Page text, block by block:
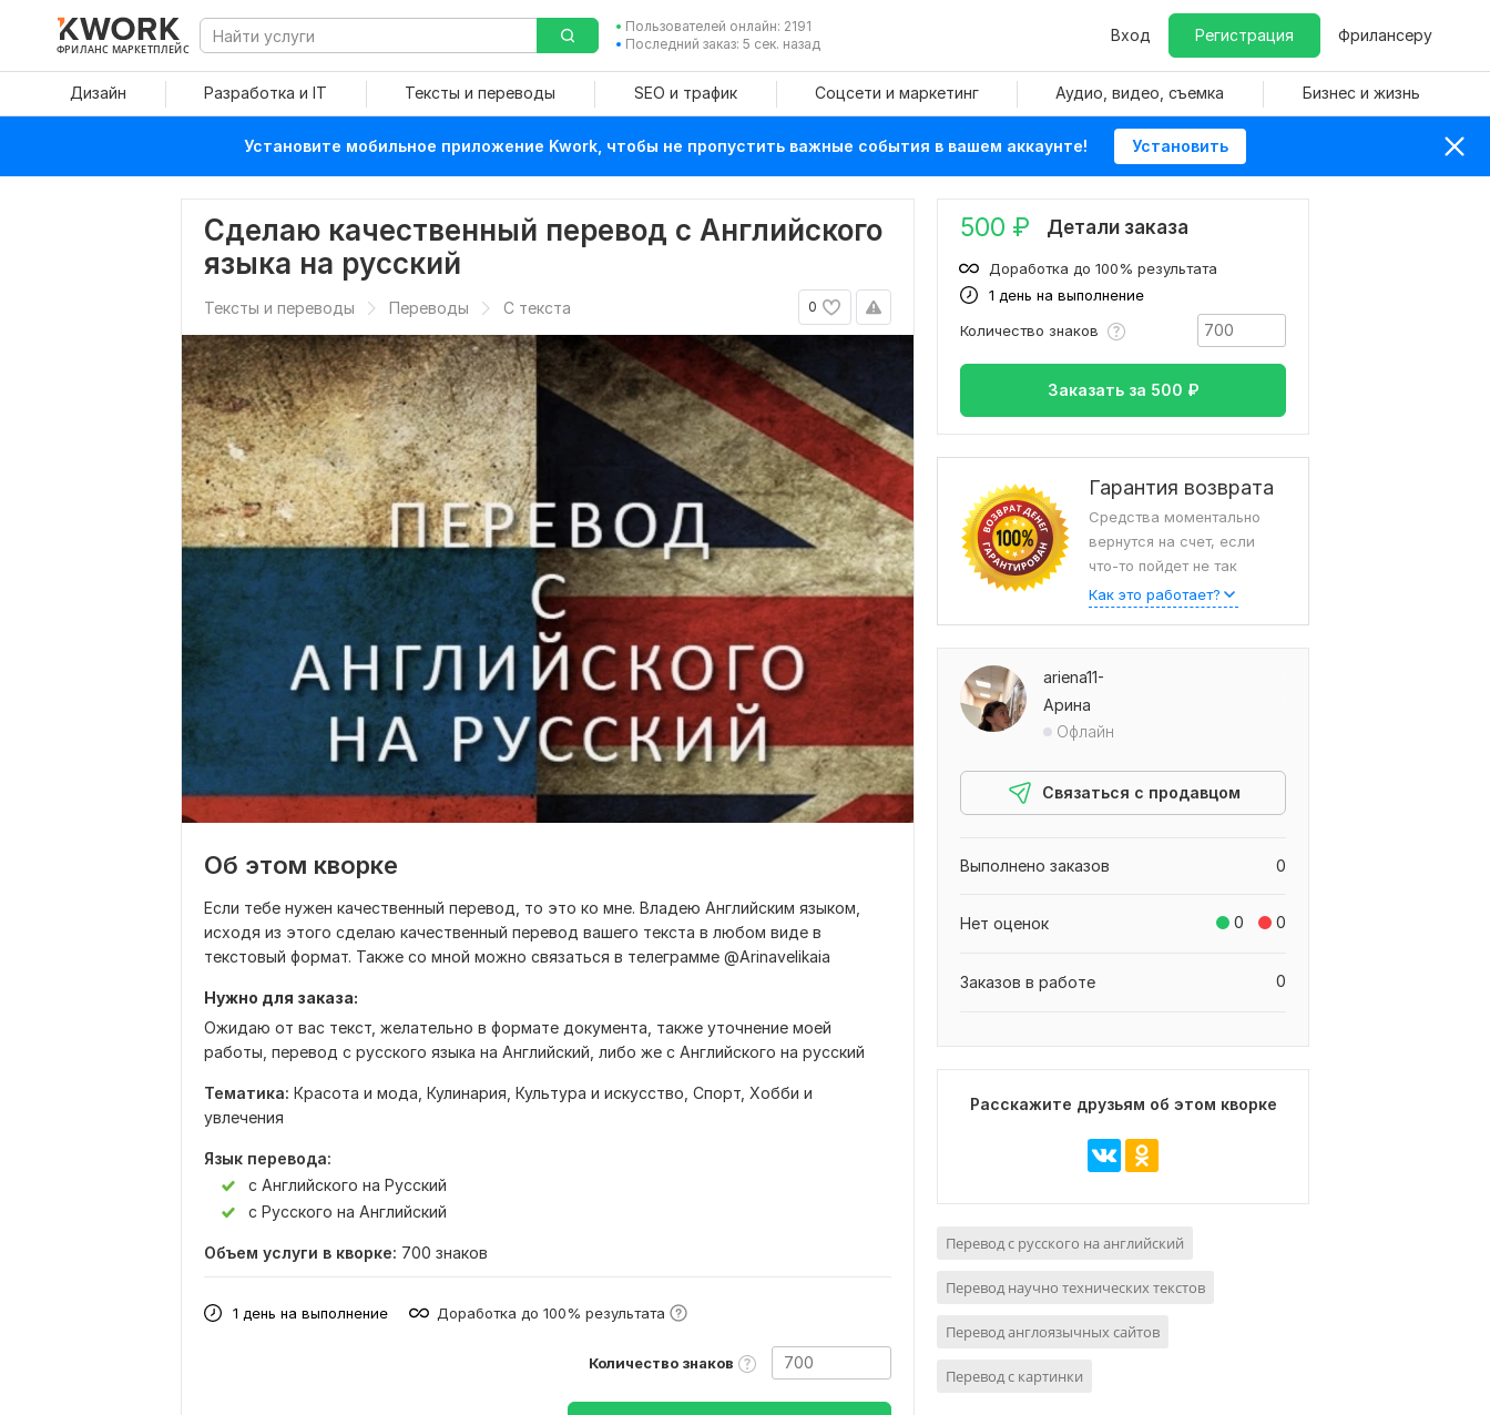
ФРИЛАНС МАРКЕТПЛЕЙС
Пользователей онлайн: 2191
Последний заказ: 5 сек. назад
Вход Регистрация Фрилансеру
Дизайн Разработка и IT Тексты и переводы SEO и трафик Соцсети и маркетинг Аудио, видео, съемка Бизнес и жизнь
Установите мобильное приложение Kwork, чтобы не пропустить важные события в вашем аккаунте! Установить
Сделаю качественный перевод с Английского
языка на русский
0
Тексты и переводы Переводы С текста
Об этом кворке
Если тебе нужен качественный перевод, то это ко мне. Владею Английским языком,
исходя из этого сделаю качественный перевод вашего текста в любом виде в
текстовый формат. Также со мной можно связаться в телеграмме @Arinavelikaia
Нужно для заказа:
Ожидаю от вас текст, желательно в формате документа, также уточнение моей
работы, перевод с русского языка на Английский, либо же с Английского на русский
Тематика: Красота и мода, Кулинария, Культура и искусство, Спорт, Хобби и
увлечения
Язык перевода:
с Английского на Русский
с Русского на Английский
Объем услуги в кворке: 700 знаков
1 день на выполнение Доработка до 100% результата
Количество знаков
500 ₽ Детали заказа
1 день на выполнение
Доработка до 100% результата
Количество знаков
Заказать за 500 ₽
Гарантия возврата
Средства моментально
вернутся на счет, если
что-то пойдет не так
Как это работает?
ariena11-
Арина
Офлайн
Связаться с продавцом
0
Выполнено заказов
0 0
Нет оценок
0
Заказов в работе
Расскажите друзьям об этом кворке
Перевод с русского на английский
Перевод научно технических текстов
Перевод англоязычных сайтов
Перевод с картинки